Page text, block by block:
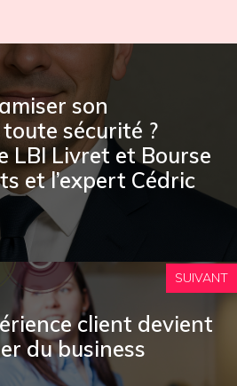
son
sécurité ?
LBI Livret et Bourse
et l’expert Cédric
SUIVANT
client devient
du business